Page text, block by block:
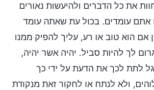
את כל הדברים ולהיעשות נאורים
אתם עומדים. בכול עת שאתה עומד
אם הוא טוב או רע, עליך להפיק ממנו
לך להיות סביל. יהיה אשר יהיה,
לתת לכך את הדעת על ידי כך
ולא לנתח או לחקור זאת מנקודת